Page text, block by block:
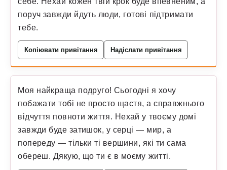
поруч завжди йдуть люди, готові підтримати
тебе.
Копіювати привітання Надіслати привітання
Моя найкраща подруго! Сьогодні я хочу
побажати тобі не просто щастя, а справжнього
відчуття повноти життя. Нехай у твоєму домі
завжди буде затишок, у серці — мир, а
попереду — тільки ті вершини, які ти сама
обереш. Дякую, що ти є в моєму житті.